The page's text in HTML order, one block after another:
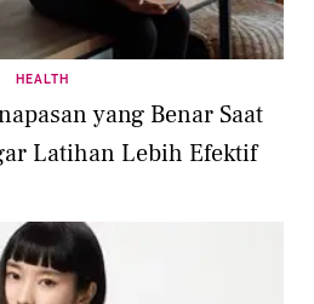
HEALTH
yang Benar Saat
Latihan Lebih Efektif